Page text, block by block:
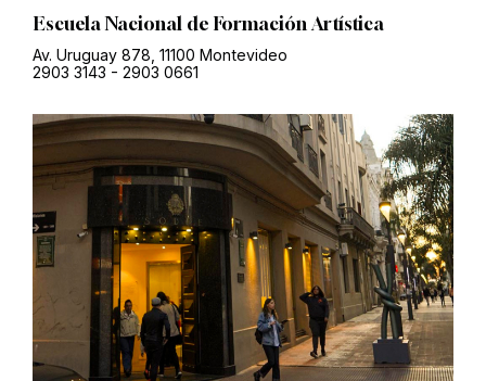
Escuela Nacional de Formación Artística
Av. Uruguay 878, 11100 Montevideo
2903 3143 - 2903 0661